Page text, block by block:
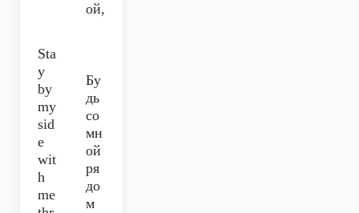
ой,
Sta
y
by
my
sid
e
wit
h
me
Бу
дь
со
мн
ой
ря
до
м